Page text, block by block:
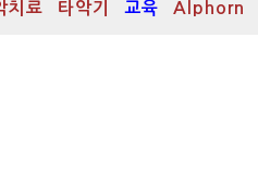
치료 타악기 교육 Alphorn